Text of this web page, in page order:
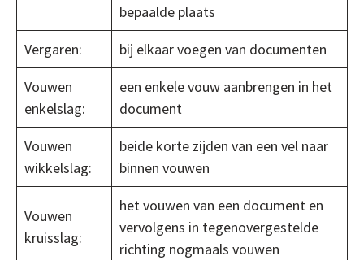
bepaalde plaats
Vergaren:
bij elkaar voegen van documenten
Vouwen
enkelslag:
een enkele vouw aanbrengen in het
document
Vouwen
wikkelslag:
beide korte zijden van een vel naar
binnen vouwen
Vouwen
kruisslag:
het vouwen van een document en
vervolgens in tegenovergestelde
richting nogmaals vouwen